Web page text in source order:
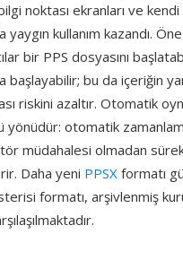
noktası ekranları ve kendi
kullanım kazandı. Öne
bir PPS dosyasını
bu da içeriğin
riskini azaltır. Otomatik
otomatik
müdahalesi olmadan
Daha yeni PPSX formatı
formatı, arşivlenmiş